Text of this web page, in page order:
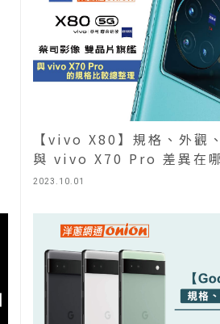
2023.10.01
【vivo X80】規格、外觀
與 vivo X70 Pro 差異在